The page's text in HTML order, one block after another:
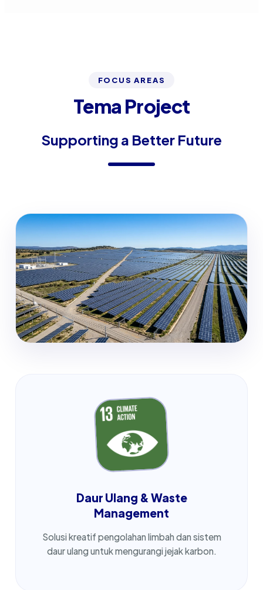
FOCUS AREAS
Tema Project
Supporting a Better Future
Daur Ulang & Waste
Management
Solusi kreatif pengolahan limbah dan sistem
daur ulang untuk mengurangi jejak karbon.